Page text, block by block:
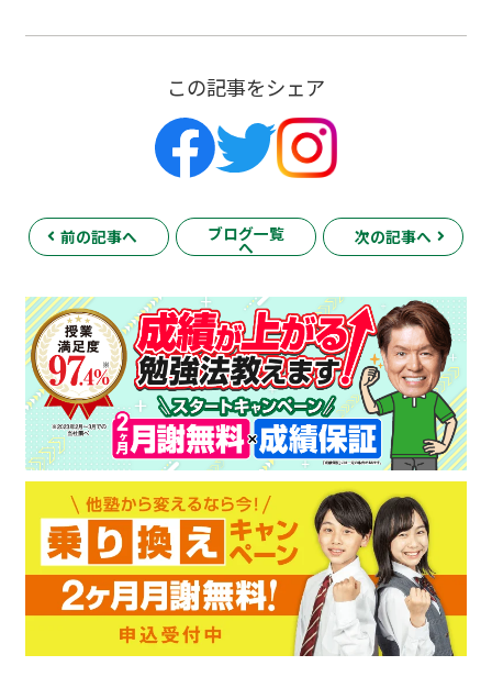
この記事をシェア
前の記事へ ブログ一覧
へ
次の記事へ